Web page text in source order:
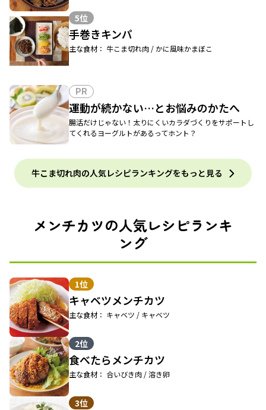
5位
手巻きキンパ
主な食材： 牛こま切れ肉 / かに風味かまぼこ
PR
運動が続かない…とお悩みのかたへ
腸活だけじゃない！太りにくいカラダづくりをサポートし
てくれるヨーグルトがあるってホント？
牛こま切れ肉の人気レシピランキングをもっと見る
メンチカツの人気レシピランキ
ング
1位
キャベツメンチカツ
主な食材： キャベツ / キャベツ
2位
食べたらメンチカツ
主な食材： 合いびき肉 / 溶き卵
3位